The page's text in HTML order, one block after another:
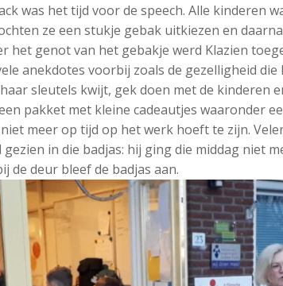
was het tijd voor de speech. Alle kinderen
ze een stukje gebak uitkiezen en
het genot van het gebakje werd Klazien
anekdotes voorbij zoals de gezelligheid die
sleutels kwijt, gek doen met de kinderen
pakket met kleine cadeautjes waaronder
meer op tijd op het werk hoeft te zijn.
in die badjas: hij ging die middag niet
de deur bleef de badjas aan.